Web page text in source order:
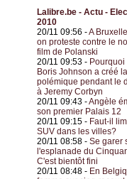
Lalibre.be - Actu -
2010
20/11 09:56 -A
on proteste contre le
film de Polanski
20/11 09:53 - Pourquoi
Boris Johnson a créé la
polémique pendant le
à Jeremy Corbyn
20/11 09:43 -Angèle
son premier Palais 12
20/11 09:15 - Faut-il
SUV dans les villes?
20/11 08:58 - Se garer
l'esplanade du
C'est bientôt fini
20/11 08:48 - En